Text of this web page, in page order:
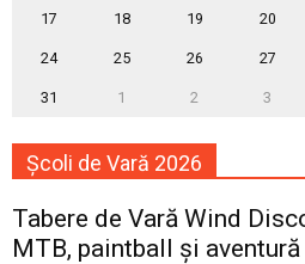
17 18 19 20
24 25 26 27
31 1 2 3
Școli de Vară 2026
Tabere de Vară Wind
MTB, paintball și aventură